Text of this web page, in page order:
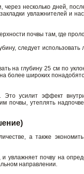
несколько дней,
увлажнителей и
почвы там, где
следует
на глубину 25 см по
более широких
усилит эффект
почвы, утеплять
а также
почву на
направлении.